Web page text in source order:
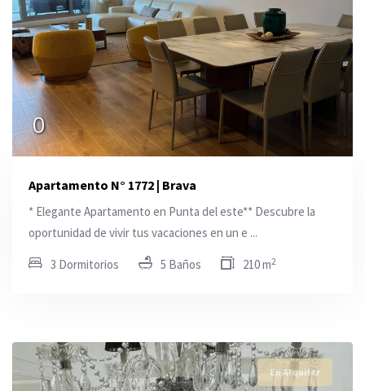
0
Apartamento N° 1772 | Brava
* Elegante Apartamento en Punta del este** Descubre la
oportunidad de vivir tus vacaciones en un e ...
3 Dormitorios 5 Baños 210 m2
En Alquiler